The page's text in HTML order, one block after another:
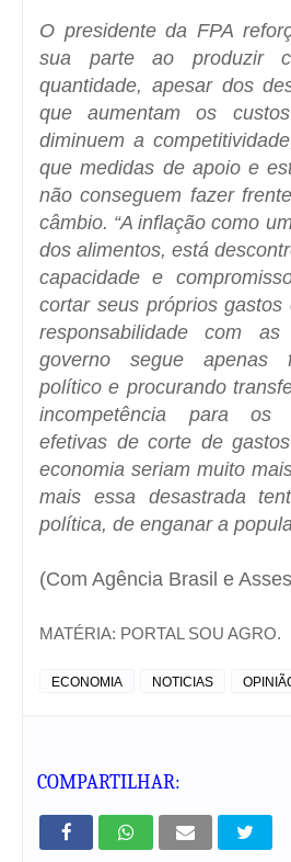
O presidente da FPA
sua parte ao produzir
quantidade, apesar dos
que aumentam os
diminuem a
que medidas de apoio e
não conseguem fazer
câmbio. “A inflação como
dos alimentos, está
capacidade e
cortar seus próprios
responsabilidade com
governo segue apenas
político e procurando
incompetência para os
efetivas de corte de
economia seriam muito
mais essa desastrada
política, de enganar a
(Com Agência Brasil e
MATÉRIA: PORTAL SOU AGRO.
ECONOMIA NOTICIAS
COMPARTILHAR: